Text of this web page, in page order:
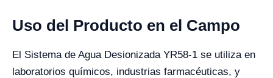
Uso del Producto en el Campo
El Sistema de Agua Desionizada YR58-1 se utiliza en
laboratorios químicos, industrias farmacéuticas, y